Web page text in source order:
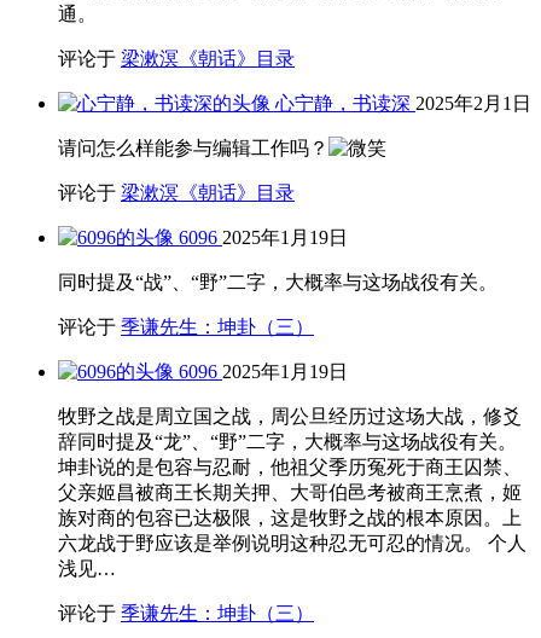
通。
评论于 梁漱溟《朝话》目录
心宁静，书读深 2025年2月1日
请问怎么样能参与编辑工作吗？
评论于 梁漱溟《朝话》目录
6096 2025年1月19日
同时提及“战”、“野”二字，大概率与这场战役有关。
评论于 季谦先生：坤卦（三）
6096 2025年1月19日
牧野之战是周立国之战，周公旦经历过这场大战，修爻
辞同时提及“龙”、“野”二字，大概率与这场战役有关。
坤卦说的是包容与忍耐，他祖父季历冤死于商王囚禁、
父亲姬昌被商王长期关押、大哥伯邑考被商王烹煮，姬
族对商的包容已达极限，这是牧野之战的根本原因。上
六龙战于野应该是举例说明这种忍无可忍的情况。 个人
浅见…
评论于 季谦先生：坤卦（三）